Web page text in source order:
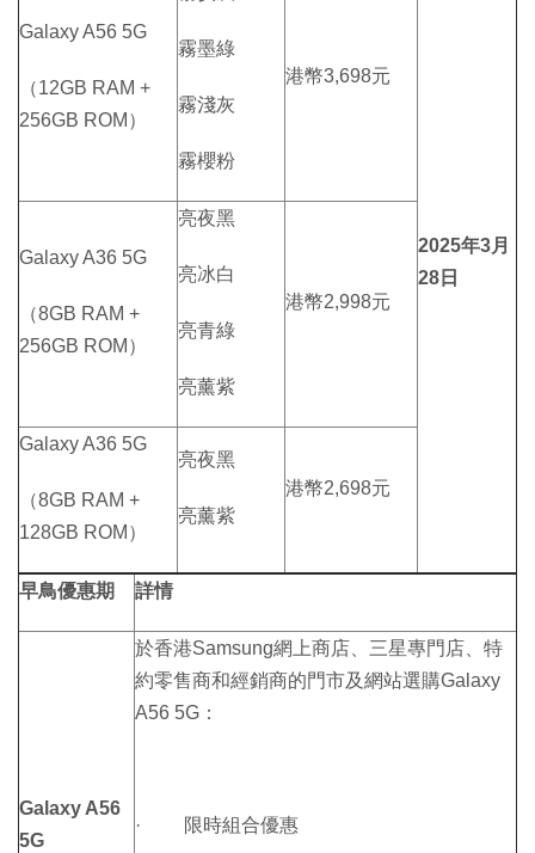
Galaxy A56 5G
（12GB RAM +
256GB ROM）
霧墨綠
霧淺灰
霧櫻粉
港幣3,698元
2025年3月
28 日
Galaxy A36 5G
（8GB RAM +
256GB ROM）
亮夜黑
亮冰白
亮青綠
亮薰紫
港幣2,998元
Galaxy A36 5G
（8GB RAM +
128GB ROM）
亮夜黑
亮薰紫
港幣2,698元
早鳥優惠期 詳情
Galaxy A56
5G
於香港Samsung網上商店、三星專門店、特
約零售商和經銷商的門市及網站選購Galaxy
A56 5G：
· 限時組合優惠